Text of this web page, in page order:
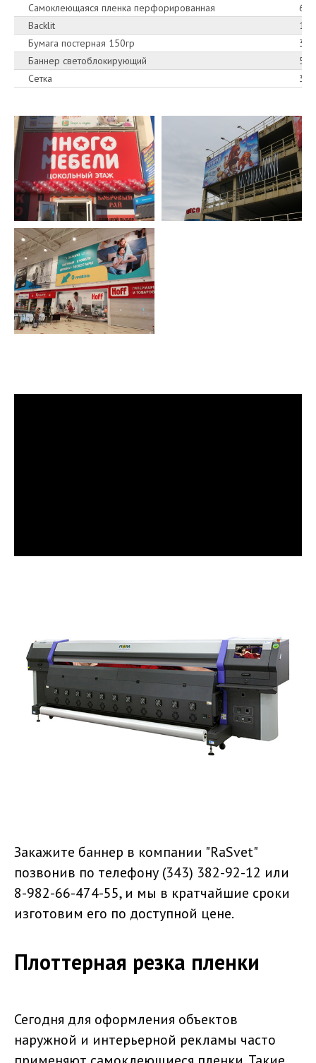
Самоклеющаяся пленка перфорированная
600
Backlit
Бумага постерная 150гр
350
Баннер светоблокирующий
500
Сетка
335
Закажите баннер в компании "RaSvet"
позвонив по телефону (343) 382-92-12 или
8-982-66-474-55, и мы в кратчайшие сроки
изготовим его по доступной цене.
Плоттерная резка пленки
Сегодня для оформления объектов
наружной и интерьерной рекламы часто